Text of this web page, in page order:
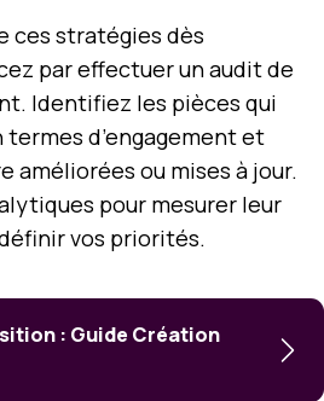
ces stratégies dès
par effectuer un audit de
Identifiez les pièces qui
d’engagement et
améliorées ou mises à jour.
pour mesurer leur
vos priorités.
: Guide Création